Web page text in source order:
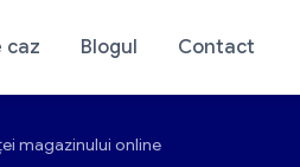
caz Blogul Contact
magazinului online